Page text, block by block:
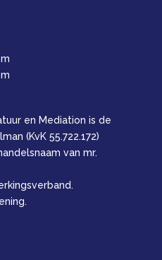
en Mediation is de
(KvK 55.722.172)
van mr.